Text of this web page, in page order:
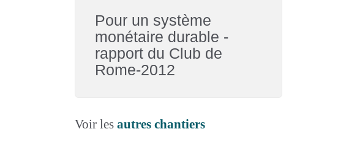
Pour un système
monétaire durable -
rapport du Club de
Rome-2012
Voir les autres chantiers